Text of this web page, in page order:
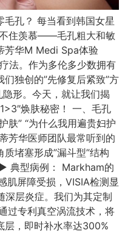
毛孔？ 每当看到韩国女星
不住羡慕——毛孔粗大和敏
芳华M Medi Spa体验
法。作为多伦多少数拥有
独创的”先修复后紧致”方
形。今天，就让我们揭
焕肤秘密！ 一、毛孔
肤” “为什么我用遍贵妇护
芳华医师团队最常听到的
堵塞形成”漏斗型”结构
典型病例： Markham的
肌屏障受损，VISIA检测显
深层炎症。我们为其定制
过专利真空涡流技术，将
层，即时补水率达300%